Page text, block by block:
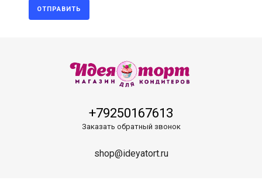
ОТПРАВИТЬ
+79250167613
Заказать обратный звонок
shop@ideyatort.ru